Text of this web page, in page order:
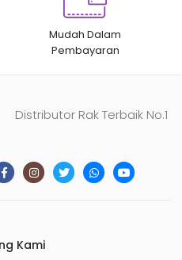
Mudah Dalam
Pembayaran
Distributor Rak Terbaik No.1
Kami